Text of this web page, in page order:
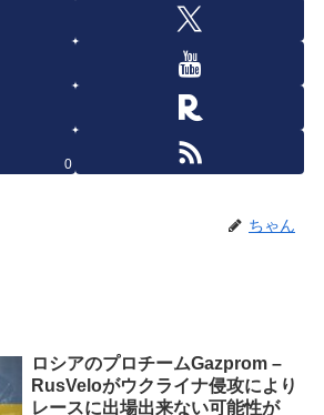
0
ちゃん
ロシアのプロチームGazprom –
RusVeloがウクライナ侵攻により
レースに出場出来ない可能性が